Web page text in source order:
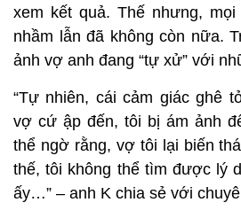
xem kết quả. Thế nhưng,
nhầm lẫn đã không còn nữa.
ảnh vợ anh đang “tự xử” với
“Tự nhiên, cái cảm giác ghê
vợ cứ ập đến, tôi bị ám ảnh
thể ngờ rằng, vợ tôi lại biến
thế, tôi không thể tìm được lý
ấy…” – anh K chia sẻ với